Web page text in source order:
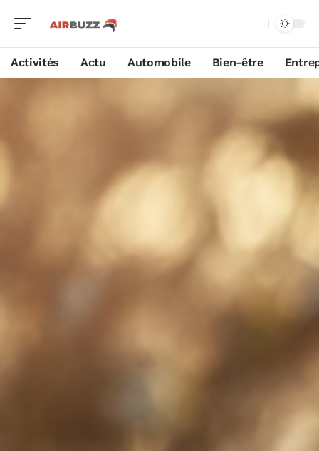
Activités Actu Automobile Bien-être